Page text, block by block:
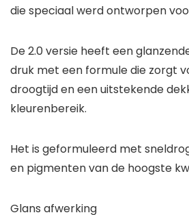
die speciaal werd ontworpen
De 2.0 versie heeft een
druk met een formule die zorgt
droogtijd en een uitstekende
kleurenbereik.
Het is geformuleerd met
en pigmenten van de hoogste
Glans afwerking